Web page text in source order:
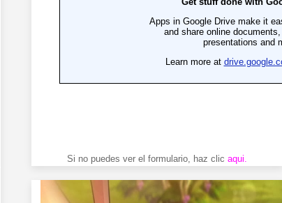
Si no puedes ver el formulario, haz clicaqui.